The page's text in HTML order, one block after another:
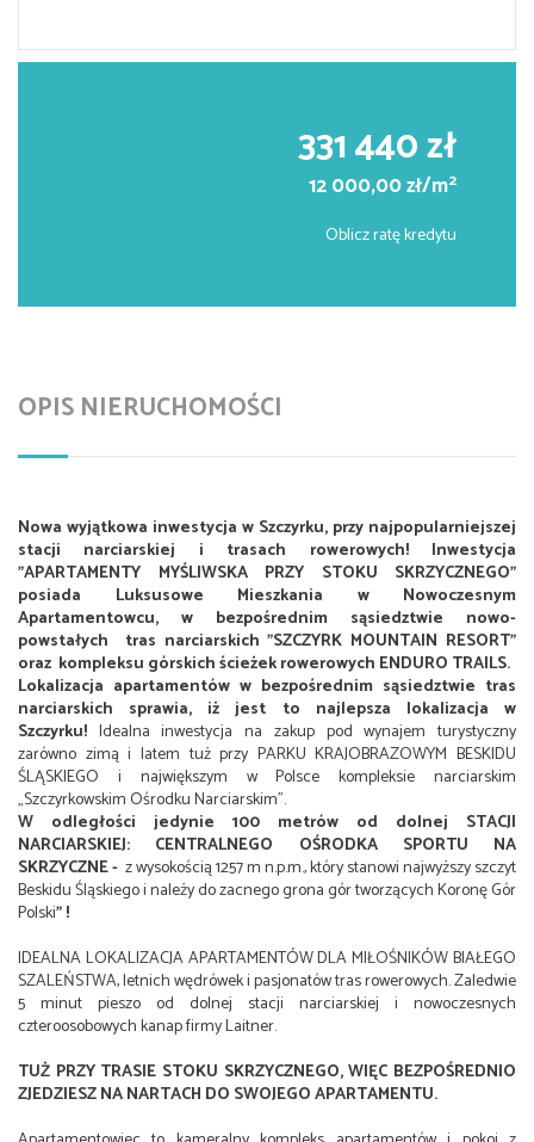
331 440 zł
12 000,00 zł/m2
Oblicz ratę kredytu
OPIS NIERUCHOMOŚCI
Nowa wyjątkowa inwestycja w Szczyrku, przy najpopularniejszej
stacji narciarskiej i trasach rowerowych! Inwestycja
"APARTAMENTY MYŚLIWSKA PRZY STOKU SKRZYCZNEGO"
posiada Luksusowe Mieszkania w Nowoczesnym
Apartamentowcu, w bezpośrednim sąsiedztwie nowo-
powstałych tras narciarskich "SZCZYRK MOUNTAIN RESORT"
oraz kompleksu górskich ścieżek rowerowych ENDURO TRAILS.
Lokalizacja apartamentów w bezpośrednim sąsiedztwie tras
narciarskich sprawia, iż jest to najlepsza lokalizacja w
Szczyrku! Idealna inwestycja na zakup pod wynajem turystyczny
zarówno zimą i latem tuż przy PARKU KRAJOBRAZOWYM BESKIDU
ŚLĄSKIEGO i największym w Polsce kompleksie narciarskim
„Szczyrkowskim Ośrodku Narciarskim".
W odległości jedynie 100 metrów od dolnej STACJI
NARCIARSKIEJ: CENTRALNEGO OŚRODKA SPORTU NA
SKRZYCZNE - z wysokością 1257 m n.p.m., który stanowi najwyższy szczyt
Beskidu Śląskiego i należy do zacnego grona gór tworzących Koronę Gór
Polski" !
IDEALNA LOKALIZACJA APARTAMENTÓW DLA MIŁOŚNIKÓW BIAŁEGO
SZALEŃSTWA, letnich wędrówek i pasjonatów tras rowerowych. Zaledwie
5 minut pieszo od dolnej stacji narciarskiej i nowoczesnych
czteroosobowych kanap firmy Laitner.
TUŻ PRZY TRASIE STOKU SKRZYCZNEGO, WIĘC BEZPOŚREDNIO
ZJEDZIESZ NA NARTACH DO SWOJEGO APARTAMENTU.